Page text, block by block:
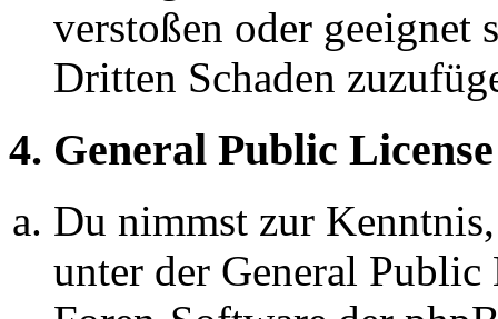
verstoßen oder geeignet
Dritten Schaden
4. General Public License
Du nimmst zur
unter der General